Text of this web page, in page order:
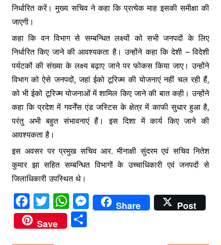
निर्धारित करें। मुख्य सचिव ने कहा कि प्रत्येक माह इसकी समीक्षा की
जाएगी।
कहा कि वन विभाग से सम्बन्धित लक्ष्यों को सभी जनपदों के लिए
निर्धारित किए जाने की आवश्यकता है। उन्होंने कहा कि देशी – विदेशी
पर्यटकों की संख्या के लक्ष्य बढ़ाए जाने पर फोकस किया जाए। उन्होंने
विभाग को ऐसे जनपदों, जहां ईको टूरिज्म की योजनाएं नहीं चल रही हैं,
को भी ईको टूरिज्म योजनाओं में शामिल किए जाने की बात कही। उन्होंने
कहा कि प्रदेश में गवर्नेंस एंड जस्टिस के क्षेत्र में काफी सुधार हुआ है,
परंतु अभी बहुत संभावनाएं हैं। इस दिशा में कार्य किए जाने की
आवश्यकता है।
इस अवसर पर प्रमुख सचिव आर. मीनाक्षी सुंदरम एवं सचिव नितेश
कुमार झा सहित सम्बन्धित विभागों के उच्चाधिकारी एवं जनपदों से
जिलाधिकारी उपस्थित थे।
F
a
c
T
w
itt
W
h
at
M
e
Share
Post
Save
S